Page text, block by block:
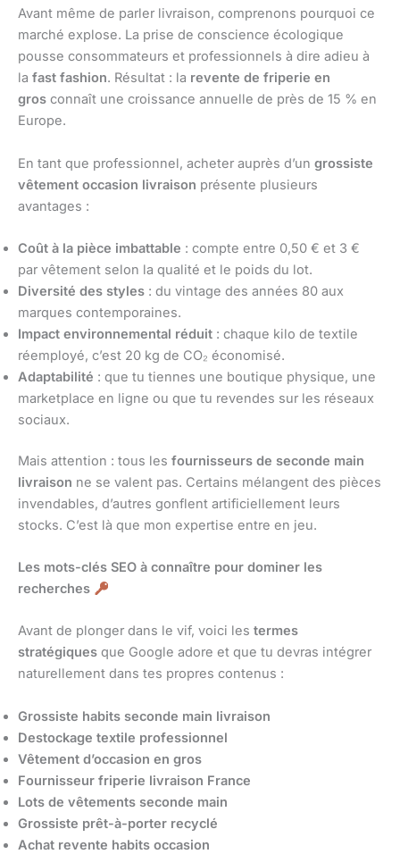
Avant même de parler livraison, comprenons pourquoi ce
marché explose. La prise de conscience écologique
pousse consommateurs et professionnels à dire adieu à
la fast fashion. Résultat : la revente de friperie en
gros connaît une croissance annuelle de près de 15 % en
Europe.
En tant que professionnel, acheter auprès d’un grossiste
vêtement occasion livraison présente plusieurs
avantages :
Coût à la pièce imbattable : compte entre 0,50 € et 3 €
par vêtement selon la qualité et le poids du lot.
Diversité des styles : du vintage des années 80 aux
marques contemporaines.
Impact environnemental réduit : chaque kilo de textile
réemployé, c’est 20 kg de CO₂ économisé.
Adaptabilité : que tu tiennes une boutique physique, une
marketplace en ligne ou que tu revendes sur les réseaux
sociaux.
Mais attention : tous les fournisseurs de seconde main
livraison ne se valent pas. Certains mélangent des pièces
invendables, d’autres gonflent artificiellement leurs
stocks. C’est là que mon expertise entre en jeu.
Les mots-clés SEO à connaître pour dominer les
recherches
Avant de plonger dans le vif, voici les termes
stratégiques que Google adore et que tu devras intégrer
naturellement dans tes propres contenus :
Grossiste habits seconde main livraison
Destockage textile professionnel
Vêtement d’occasion en gros
Fournisseur friperie livraison France
Lots de vêtements seconde main
Grossiste prêt-à-porter recyclé
Achat revente habits occasion